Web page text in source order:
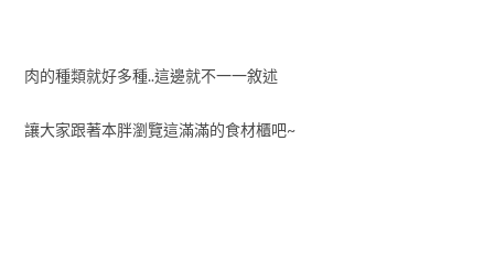
肉的種類就好多種..這邊就不一一敘述
讓大家跟著本胖瀏覽這滿滿的食材櫃吧~